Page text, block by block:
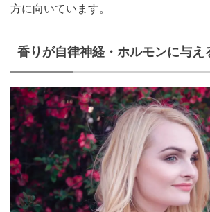
方に向いています。
香りが自律神経・ホルモンに与え